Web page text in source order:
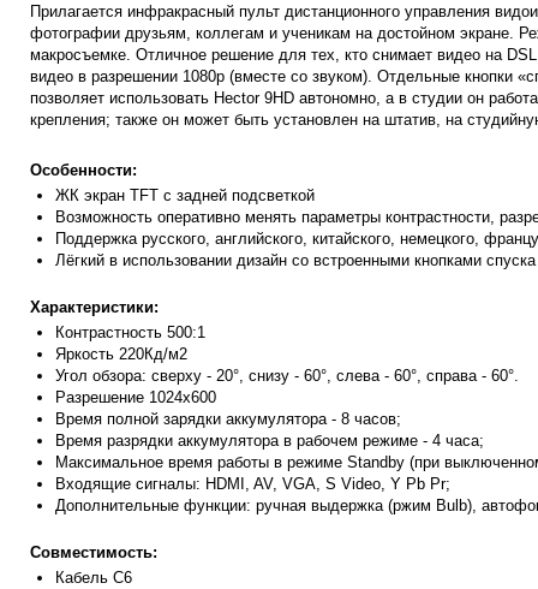
Прилагается инфракрасный пульт дистанционного управления
фотографии друзьям, коллегам и ученикам на достойном экране.
макросъемке. Отличное решение для тех, кто снимает видео на
видео в разрешении 1080p (вместе со звуком). Отдельные кнопки
позволяет использовать Hector 9HD автономно, а в студии он
крепления; также он может быть установлен на штатив, на
Особенности:
ЖК экран TFT с задней подсветкой
Возможность оперативно менять параметры контрастности,
Поддержка русского, английского, китайского, немецкого,
Лёгкий в использовании дизайн со встроенными кнопками
Характеристики:
Контрастность 500:1
Яркость 220Кд/м2
Угол обзора: сверху - 20°, снизу - 60°, слева - 60°, справа - 60°.
Разрешение 1024х600
Время полной зарядки аккумулятора - 8 часов;
Время разрядки аккумулятора в рабочем режиме - 4 часа;
Максимальное время работы в режиме Standby (при
Входящие сигналы: HDMI, AV, VGA, S Video, Y Pb Pr;
Дополнительные функции: ручная выдержка (ржим Bulb),
Совместимость:
Кабель C6